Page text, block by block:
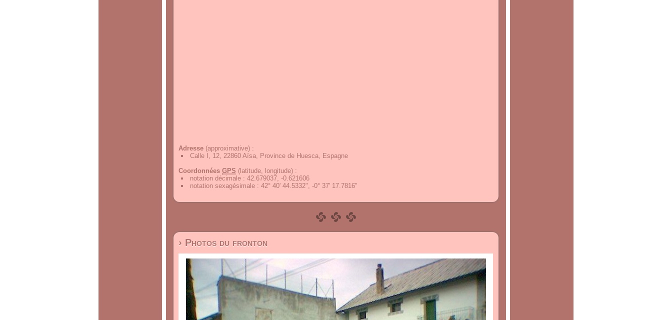
Adresse (approximative) :
Calle I, 12, 22860 Aísa, Province de Huesca, Espagne
Coordonnées GPS (latitude, longitude) :
notation décimale : 42.679037, -0.621606
notation sexagésimale : 42° 40' 44.5332", -0° 37' 17.7816"
› Photos du fronton